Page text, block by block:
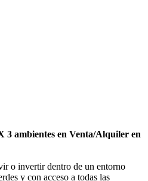
ambientes en Venta/Alquiler en
o invertir dentro de un entorno
y con acceso a todas las